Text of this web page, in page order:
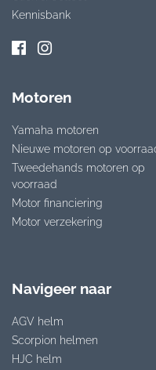
Kennisbank
Motoren
Yamaha motoren
Nieuwe motoren op
Tweedehands motoren op
voorraad
Motor financiering
Motor verzekering
Navigeer naar
AGV helm
Scorpion helmen
HJC helm